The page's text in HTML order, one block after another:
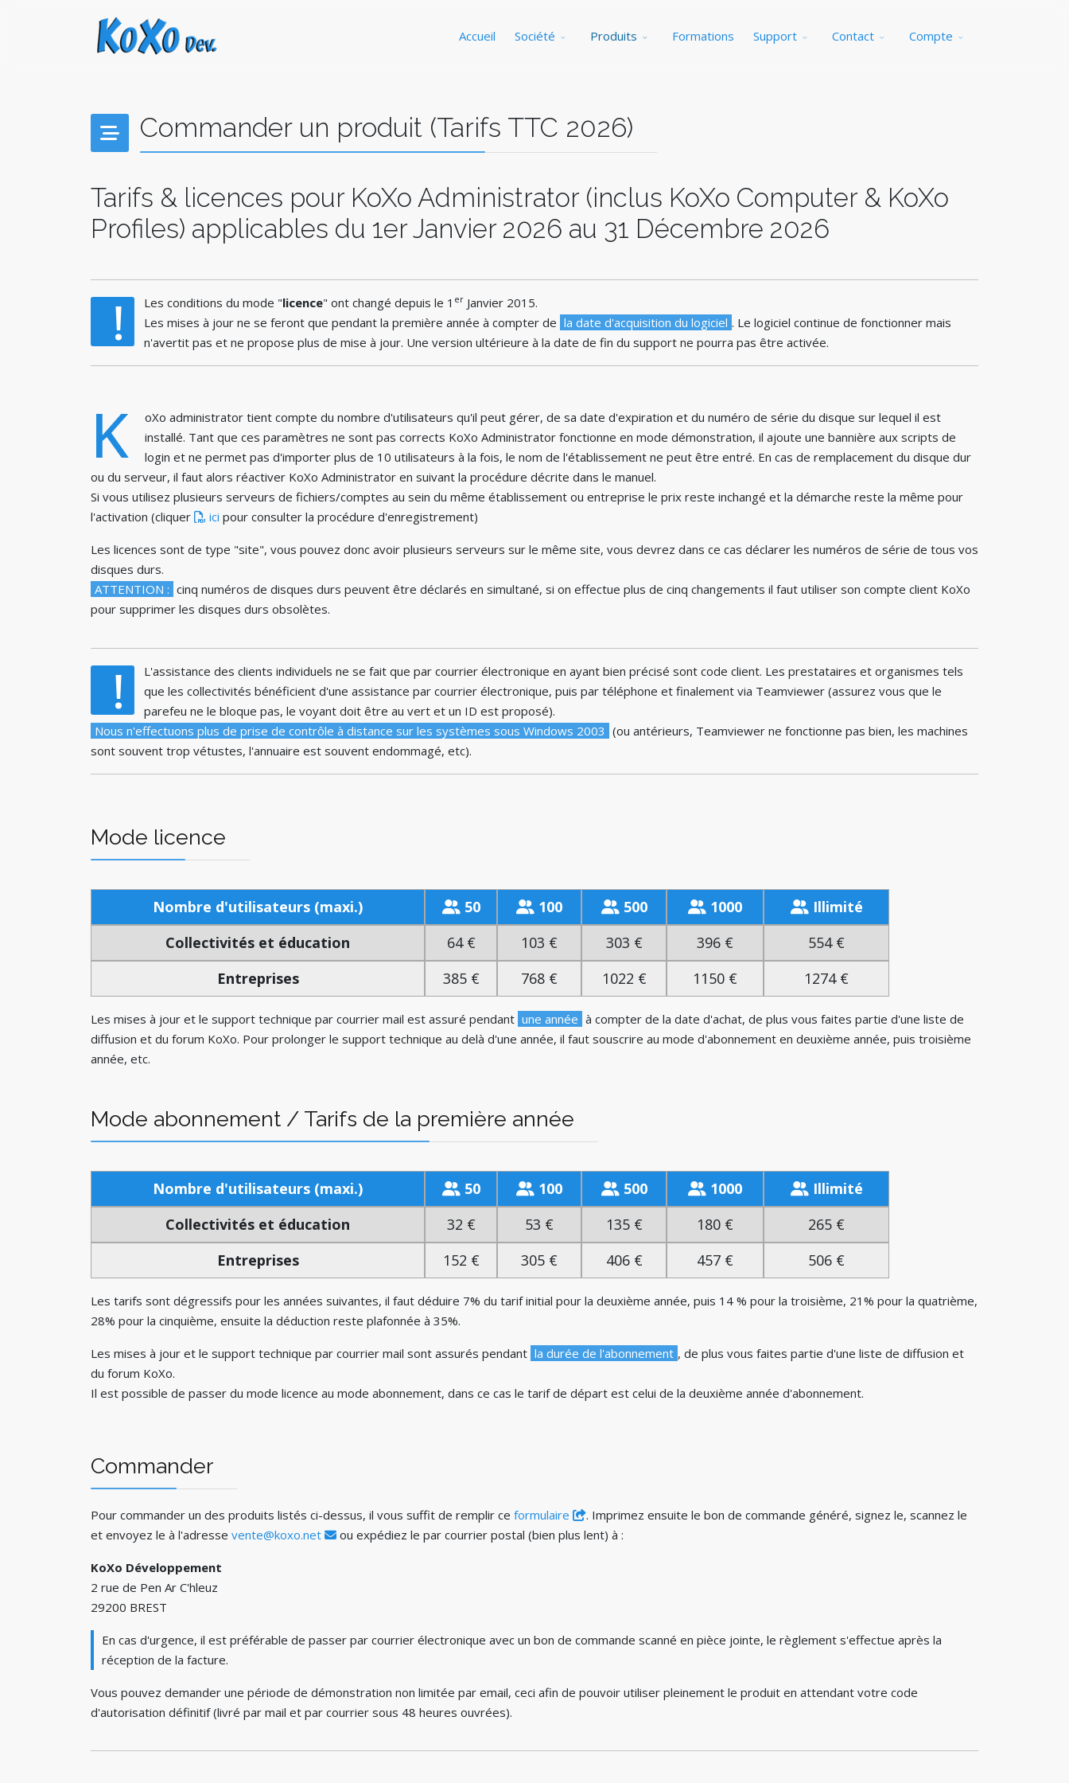
Accueil Société Produits Formations Support Contact Compte
Commander un produit (Tarifs TTC 2026)
Tarifs & licences pour KoXo Administrator (inclus KoXo Computer & KoXo
Profiles) applicables du 1er Janvier 2026 au 31 Décembre 2026
! Les conditions du mode "licence" ont changé depuis le 1 er Janvier 2015.
Les mises à jour ne se feront que pendant la première année à compter de la date d'acquisition du logiciel . Le logiciel continue de fonctionner mais
n'avertit pas et ne propose plus de mise à jour. Une version ultérieure à la date de fin du support ne pourra pas être activée.
K
oXo administrator tient compte du nombre d'utilisateurs qu'il peut gérer, de sa date d'expiration et du numéro de série du disque sur lequel il est
installé. Tant que ces paramètres ne sont pas corrects KoXo Administrator fonctionne en mode démonstration, il ajoute une bannière aux scripts de
login et ne permet pas d'importer plus de 10 utilisateurs à la fois, le nom de l'établissement ne peut être entré. En cas de remplacement du disque dur
ou du serveur, il faut alors réactiver KoXo Administrator en suivant la procédure décrite dans le manuel.
Si vous utilisez plusieurs serveurs de fichiers/comptes au sein du même établissement ou entreprise le prix reste inchangé et la démarche reste la même pour
l'activation (cliquer
ici pour consulter la procédure d'enregistrement)
Les licences sont de type "site", vous pouvez donc avoir plusieurs serveurs sur le même site, vous devrez dans ce cas déclarer les numéros de série de tous vos
disques durs.
ATTENTION : cinq numéros de disques durs peuvent être déclarés en simultané, si on effectue plus de cinq changements il faut utiliser son compte client KoXo
pour supprimer les disques durs obsolètes.
!
L'assistance des clients individuels ne se fait que par courrier électronique en ayant bien précisé sont code client. Les prestataires et organismes tels
que les collectivités bénéficient d'une assistance par courrier électronique, puis par téléphone et finalement via Teamviewer (assurez vous que le
parefeu ne le bloque pas, le voyant doit être au vert et un ID est proposé).
Nous n'effectuons plus de prise de contrôle à distance sur les systèmes sous Windows 2003 (ou antérieurs, Teamviewer ne fonctionne pas bien, les machines
sont souvent trop vétustes, l'annuaire est souvent endommagé, etc).
Mode licence
Nombre d'utilisateurs (maxi.) 50 100 500 1000
Illimité
Collectivités et éducation
64 € 103 € 303 € 396 €
554 €
Entreprises
385 € 768 € 1022 € 1150 € 1274 €
Les mises à jour et le support technique par courrier mail est assuré pendant une année à compter de la date d'achat, de plus vous faites partie d'une liste de
diffusion et du forum KoXo. Pour prolonger le support technique au delà d'une année, il faut souscrire au mode d'abonnement en deuxième année, puis troisième
année, etc.
Mode abonnement / Tarifs de la première année
Nombre d'utilisateurs (maxi.) 50 100 500 1000
Illimité
Collectivités et éducation
32 € 53 € 135 € 180 €
265 €
Entreprises
152 € 305 € 406 € 457 € 506 €
Les tarifs sont dégressifs pour les années suivantes, il faut déduire 7% du tarif initial pour la deuxième année, puis 14 % pour la troisième, 21% pour la quatrième,
28% pour la cinquième, ensuite la déduction reste plafonnée à 35%.
Les mises à jour et le support technique par courrier mail sont assurés pendant la durée de l'abonnement , de plus vous faites partie d'une liste de diffusion et
du forum KoXo.
Il est possible de passer du mode licence au mode abonnement, dans ce cas le tarif de départ est celui de la deuxième année d'abonnement.
Commander
Pour commander un des produits listés ci-dessus, il vous suffit de remplir ce formulaire
. Imprimez ensuite le bon de commande généré, signez le, scannez le
et envoyez le à l'adresse vente@koxo.net ou expédiez le par courrier postal (bien plus lent) à :
KoXo Développement
2 rue de Pen Ar C'hleuz
29200 BREST
En cas d'urgence, il est préférable de passer par courrier électronique avec un bon de commande scanné en pièce jointe, le règlement s'effectue après la
réception de la facture.
Vous pouvez demander une période de démonstration non limitée par email, ceci afin de pouvoir utiliser pleinement le produit en attendant votre code
d'autorisation définitif (livré par mail et par courrier sous 48 heures ouvrées).